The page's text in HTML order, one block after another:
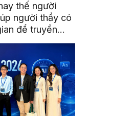
thế người
người thầy có
để truyền